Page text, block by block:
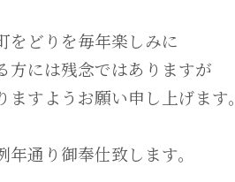
をどりを毎年楽しみに
方には残念ではありますが
ますようお願い申し上げます。
年通り御奉仕致します。